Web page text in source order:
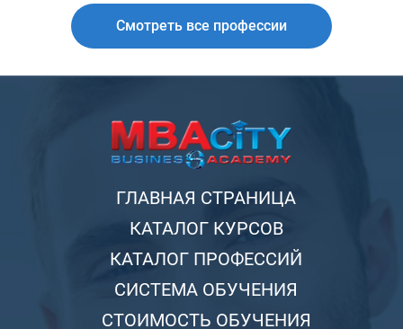
Смотреть все профессии
ГЛАВНАЯ СТРАНИЦА
КАТАЛОГ КУРСОВ
КАТАЛОГ ПРОФЕССИЙ
СИСТЕМА ОБУЧЕНИЯ
СТОИМОСТЬ ОБУЧЕНИЯ